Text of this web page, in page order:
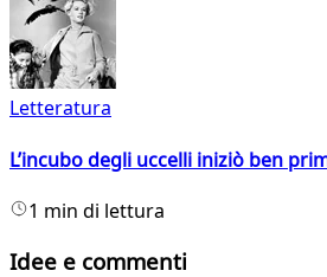
Letteratura
L’incubo degli uccelli iniziò ben
1 min di lettura
Idee e commenti